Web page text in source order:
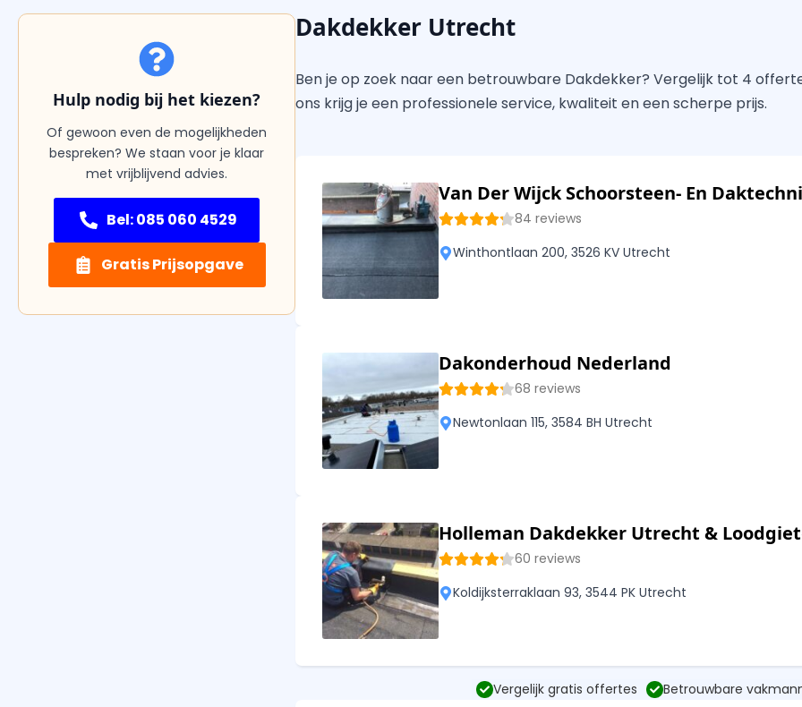
Hulp nodig bij het kiezen?
Of gewoon even de mogelijkheden
bespreken? We staan voor je klaar
met vrijblijvend advies.
Bel: 085 060 4529
Gratis Prijsopgave
Dakdekker Utrecht
Ben je op zoek naar een betrouwbare Dakdekker? Vergelijk tot 4
ons krijg je een professionele service, kwaliteit en een scherpe prijs.
Van Der Wijck Schoorsteen- En
84 reviews
Winthontlaan 200, 3526 KV Utrecht
Dakonderhoud Nederland
68 reviews
Newtonlaan 115, 3584 BH Utrecht
Holleman Dakdekker Utrecht &
60 reviews
Koldijksterraklaan 93, 3544 PK Utrecht
Vergelijk gratis offertes Betrouwbare